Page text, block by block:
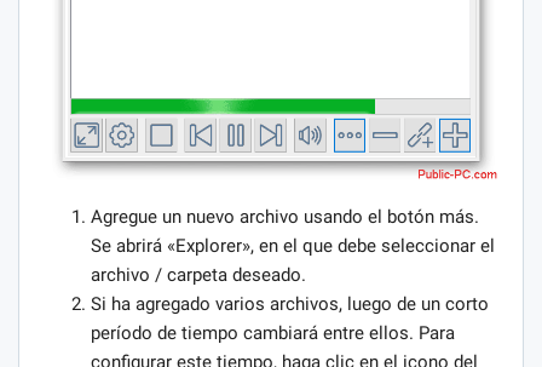
Agregue un nuevo archivo usando el botón más.
Se abrirá «Explorer», en el que debe seleccionar el
archivo / carpeta deseado.
Si ha agregado varios archivos, luego de un corto
período de tiempo cambiará entre ellos. Para
configurar este tiempo, haga clic en el icono del